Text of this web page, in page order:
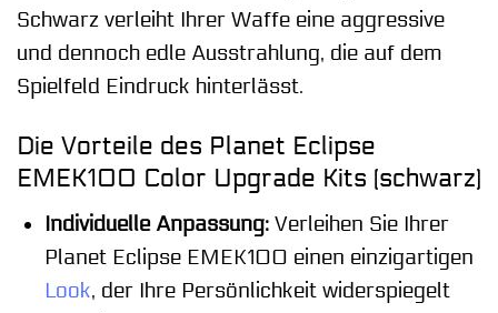
Schwarz verleiht Ihrer Waffe eine aggressive
und dennoch edle Ausstrahlung, die auf dem
Spielfeld Eindruck hinterlässt.
Die Vorteile des Planet Eclipse
EMEK100 Color Upgrade Kits (schwarz)
Individuelle Anpassung:Verleihen Sie Ihrer
Planet Eclipse EMEK100 einen einzigartigen
Look, der Ihre Persönlichkeit widerspiegelt